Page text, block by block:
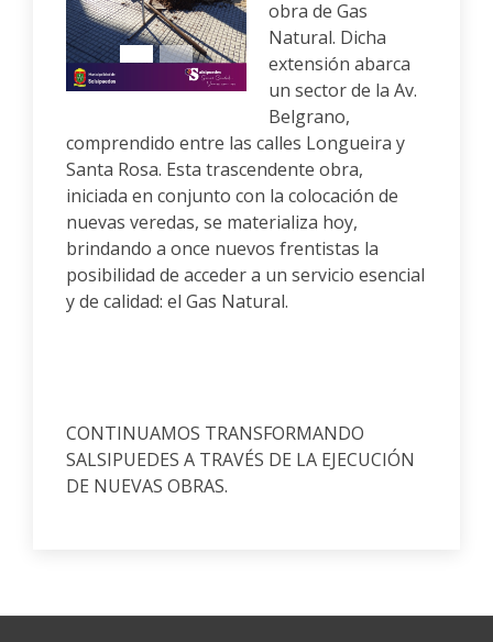
obra de Gas
Natural. Dicha
extensión abarca
un sector de la Av.
Belgrano,
comprendido entre las calles Longueira y
Santa Rosa. Esta trascendente obra,
iniciada en conjunto con la colocación de
nuevas veredas, se materializa hoy,
brindando a once nuevos frentistas la
posibilidad de acceder a un servicio esencial
y de calidad: el Gas Natural.
CONTINUAMOS TRANSFORMANDO
SALSIPUEDES A TRAVÉS DE LA EJECUCIÓN
DE NUEVAS OBRAS.